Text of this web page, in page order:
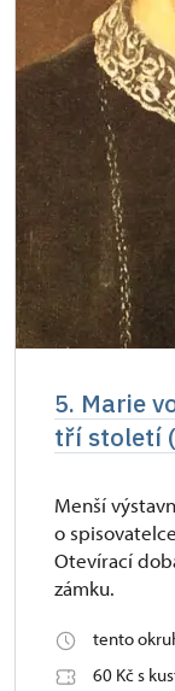
5. Marie
tří století
Menší
o
Otevírací
zámku.
tento
60 Kč s